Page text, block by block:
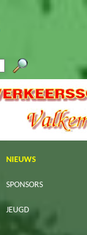
NIEUWS
SPONSORS
JEUGD